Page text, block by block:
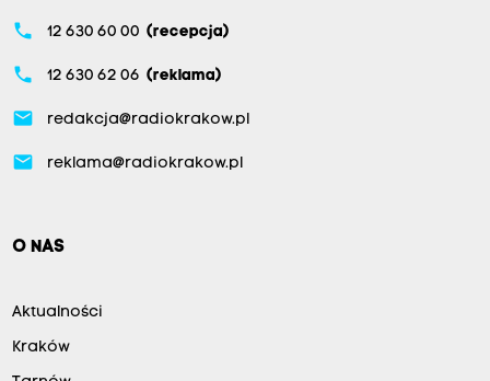
phone 12 630 60 00 (recepcja)
phone 12 630 62 06 (reklama)
email redakcja@radiokrakow.pl
email reklama@radiokrakow.pl
O NAS
Aktualności
Kraków